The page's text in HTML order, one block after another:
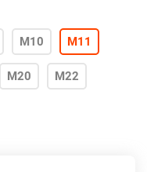
М10 М11
М20 М22